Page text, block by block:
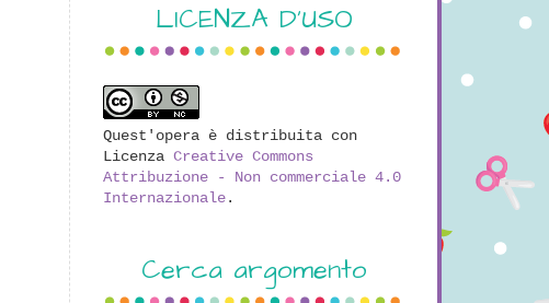
LICENZA D'USO
Quest'opera è distribuita con
Licenza Creative Commons
Attribuzione - Non commerciale 4.0
Internazionale.
Cerca argomento